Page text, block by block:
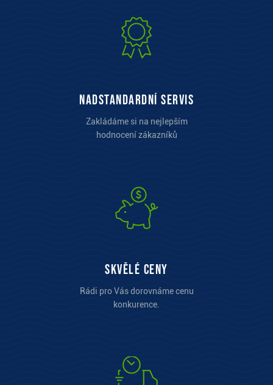
Nadstandardní servis
Zakládáme si na nejlepším
hodnocení zákazníků
Skvělé ceny
Rádi pro Vás dorovnáme cenu
konkurence.